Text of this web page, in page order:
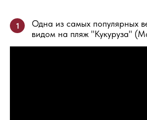
1
Одна из самых популярных
видом на пляж "Кукуруза"